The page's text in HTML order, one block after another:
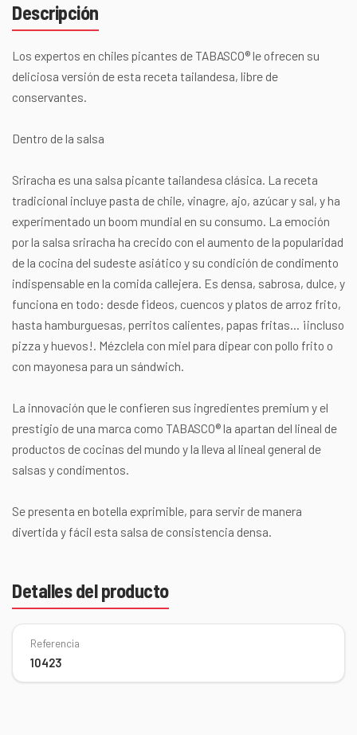
Descripción
Los expertos en chiles picantes de TABASCO® le ofrecen su
deliciosa versión de esta receta tailandesa, libre de
conservantes.
Dentro de la salsa
Sriracha es una salsa picante tailandesa clásica. La receta
tradicional incluye pasta de chile, vinagre, ajo, azúcar y sal, y ha
experimentado un boom mundial en su consumo. La emoción
por la salsa sriracha ha crecido con el aumento de la popularidad
de la cocina del sudeste asiático y su condición de condimento
indispensable en la comida callejera. Es densa, sabrosa, dulce, y
funciona en todo: desde fideos, cuencos y platos de arroz frito,
hasta hamburguesas, perritos calientes, papas fritas... ¡incluso
pizza y huevos!. Mézclela con miel para dipear con pollo frito o
con mayonesa para un sándwich.
La innovación que le confieren sus ingredientes premium y el
prestigio de una marca como TABASCO® la apartan del lineal de
productos de cocinas del mundo y la lleva al lineal general de
salsas y condimentos.
Se presenta en botella exprimible, para servir de manera
divertida y fácil esta salsa de consistencia densa.
Detalles del producto
Referencia
10423